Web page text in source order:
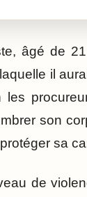
âgé de
il
les
son
sa
de